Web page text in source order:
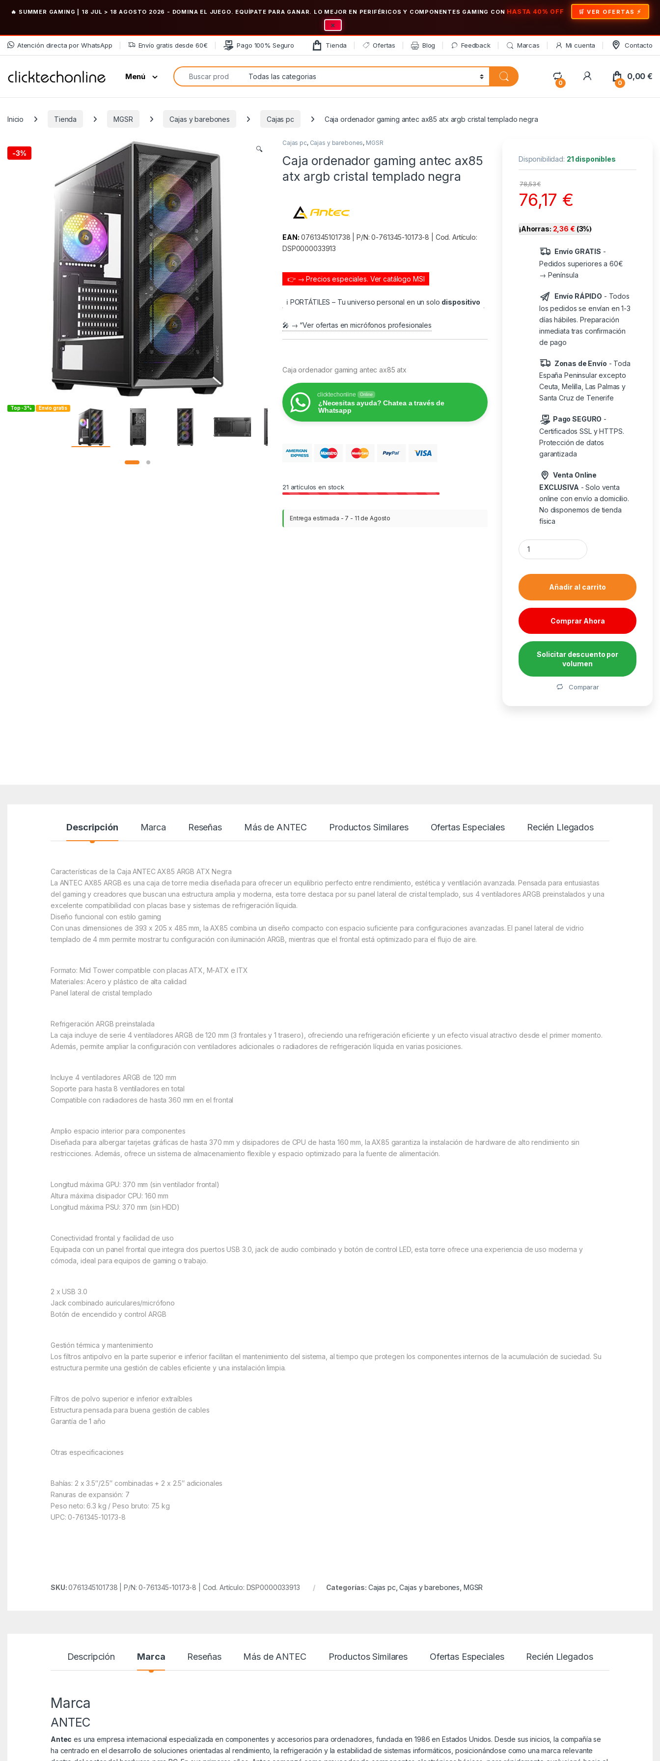
🔥 SUMMER GAMING | 18 JUL > 18 AGOSTO 2026 - DOMINA EL JUEGO. EQUÍPATE PARA GANAR. LO MEJOR EN PERIFÉRICOS Y COMPONENTES GAMING CON HASTA 40% OFF 🛒 VER OFERTAS
×
Saltar a la navegación
Saltar al contenido
Atención directa por WhatsApp Envío gratis desde 60€ Pago 100% Seguro Tienda Ofertas Blog Feedback Marcas Mi cuenta Contacto
Menú
Búsqueda de:
0
My Account
0
0,00€
Inicio Tienda MGSR Cajas y barebones Cajas pc Caja ordenador gaming antec ax85 atx argb cristal templado negra
-3% 🔍
Top -3% Envío gratis
Cajas pc, Cajas y barebones, MGSR
Caja ordenador gaming antec ax85
atx argb cristal templado negra
EAN: 0761345101738 | P/N: 0-761345-10173-8 | Cod. Artículo:
DSP0000033913
👉 → Precios especiales. Ver catálogo MSI
ℹ️ PORTÁTILES – Tu universo personal en un solo dispositivo
🎤 → “Ver ofertas en micrófonos profesionales
Caja ordenador gaming antec ax85 atx
clicktechonline Online
¿Necesitas ayuda? Chatea a través de
Whatsapp
21 artículos en stock
Entrega estimada - 7 - 11 de Agosto
Disponibilidad: 21 disponibles
78,53€
76,17 €
¡Ahorras: 2,36 € (3%)
Envío GRATIS -
Pedidos superiores a 60€
→ Península
Envío RÁPIDO - Todos
los pedidos se envían en 1-3
días hábiles. Preparación
inmediata tras confirmación
de pago
Zonas de Envío - Toda
España Peninsular excepto
Ceuta, Melilla, Las Palmas y
Santa Cruz de Tenerife
Pago SEGURO -
Certificados SSL y HTTPS.
Protección de datos
garantizada
Venta Online
EXCLUSIVA - Solo venta
online con envío a domicilio.
No disponemos de tienda
física
Caja ordenador gaming antec ax85 atx
Añadir al carrito
Comprar Ahora
Solicitar descuento por
volumen
Comparar
Descripción Marca Reseñas Más de ANTEC Productos Similares Ofertas Especiales Recién Llegados
Características de la Caja ANTEC AX85 ARGB ATX Negra
La ANTEC AX85 ARGB es una caja de torre media diseñada para ofrecer un equilibrio perfecto entre rendimiento, estética y ventilación avanzada. Pensada para entusiastas
del gaming y creadores que buscan una estructura amplia y moderna, esta torre destaca por su panel lateral de cristal templado, sus 4 ventiladores ARGB preinstalados y una
excelente compatibilidad con placas base y sistemas de refrigeración líquida.
Diseño funcional con estilo gaming
Con unas dimensiones de 393 x 205 x 485 mm, la AX85 combina un diseño compacto con espacio suficiente para configuraciones avanzadas. El panel lateral de vidrio
templado de 4 mm permite mostrar tu configuración con iluminación ARGB, mientras que el frontal está optimizado para el flujo de aire.
Formato: Mid Tower compatible con placas ATX, M-ATX e ITX
Materiales: Acero y plástico de alta calidad
Panel lateral de cristal templado
Refrigeración ARGB preinstalada
La caja incluye de serie 4 ventiladores ARGB de 120 mm (3 frontales y 1 trasero), ofreciendo una refrigeración eficiente y un efecto visual atractivo desde el primer momento.
Además, permite ampliar la configuración con ventiladores adicionales o radiadores de refrigeración líquida en varias posiciones.
Incluye 4 ventiladores ARGB de 120 mm
Soporte para hasta 8 ventiladores en total
Compatible con radiadores de hasta 360 mm en el frontal
Amplio espacio interior para componentes
Diseñada para albergar tarjetas gráficas de hasta 370 mm y disipadores de CPU de hasta 160 mm, la AX85 garantiza la instalación de hardware de alto rendimiento sin
restricciones. Además, ofrece un sistema de almacenamiento flexible y espacio optimizado para la fuente de alimentación.
Longitud máxima GPU: 370 mm (sin ventilador frontal)
Altura máxima disipador CPU: 160 mm
Longitud máxima PSU: 370 mm (sin HDD)
Conectividad frontal y facilidad de uso
Equipada con un panel frontal que integra dos puertos USB 3.0, jack de audio combinado y botón de control LED, esta torre ofrece una experiencia de uso moderna y
cómoda, ideal para equipos de gaming o trabajo.
2 x USB 3.0
Jack combinado auriculares/micrófono
Botón de encendido y control ARGB
Gestión térmica y mantenimiento
Los filtros antipolvo en la parte superior e inferior facilitan el mantenimiento del sistema, al tiempo que protegen los componentes internos de la acumulación de suciedad. Su
estructura permite una gestión de cables eficiente y una instalación limpia.
Filtros de polvo superior e inferior extraíbles
Estructura pensada para buena gestión de cables
Garantía de 1 año
Otras especificaciones
Bahías: 2 x 3.5″/2.5″ combinadas + 2 x 2.5″ adicionales
Ranuras de expansión: 7
Peso neto: 6.3 kg / Peso bruto: 7.5 kg
UPC: 0-761345-10173-8
SKU:0761345101738 | P/N: 0-761345-10173-8 | Cod. Artículo: DSP0000033913 Categorías: Cajas pc ,Cajas y barebones MGSR
Descripción Marca Reseñas Más de ANTEC Productos Similares Ofertas Especiales Recién Llegados
Marca
ANTEC
Antec es una empresa internacional especializada en componentes y accesorios para ordenadores, fundada en 1986 en Estados Unidos. Desde sus inicios, la compañía se
ha centrado en el desarrollo de soluciones orientadas al rendimiento, la refrigeración y la estabilidad de sistemas informáticos, posicionándose como una marca relevante